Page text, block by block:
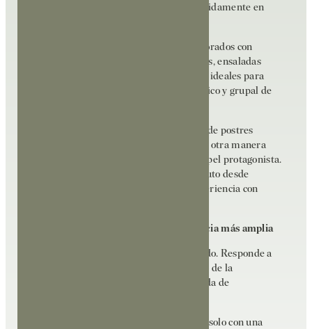
con intensidad, que se ha convertido rápidamente en
A esta propuesta se suman arroces elaborados con
producto de temporada, pescados frescos, ensaladas
llenas de sabor y una selección de platos ideales para
compartir, que refuerzan el carácter lúdico y grupal de
La carta se completa con una propuesta de postres
donde la manzana, como no podía ser de otra manera
dentro del universo Mooma, tiene un papel protagonista.
Elaboraciones que reinterpretan este fruto desde
diferentes perspectivas y cierran la experiencia con
Un restaurante que refleja una tendencia más amplia
El caso de Sidral Platja d’Aro no es aislado. Responde a
una tendencia cada vez más clara dentro de la
gastronomía contemporánea: la búsqueda de
El consumidor actual ya no se conforma solo con una